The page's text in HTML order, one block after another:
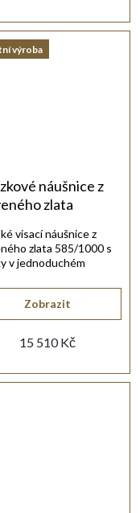
výroba
náušnice z
zlata
15 510 Kč
Zobrazit
visací náušnice z
zlata 585/1000 s
v jednoduchém